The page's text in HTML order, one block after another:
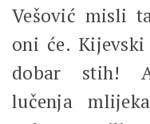
Vešović misli
oni će.
dobar stih!
lučenja